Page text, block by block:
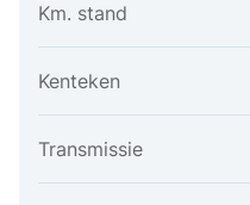
Km. stand
Kenteken
Transmissie